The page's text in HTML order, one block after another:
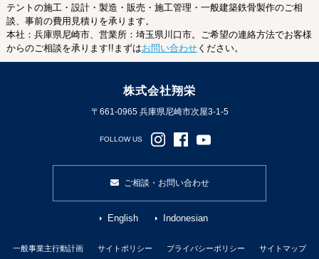
テントの施工・設計・製造・販売・施工管理・一般建築鉄骨製作のご相
談、事前の費用見積りを承ります。
本社：兵庫県尼崎市、営業所：埼玉県川口市。ご希望の連絡方法でお客様
からのご相談を承ります!!まずはお問い合わせください。
株式会社翔栄
〒661-0965 兵庫県尼崎市次屋3-1-5
FOLLOW US
ご相談・お問い合わせ
English Indonesian
一般事業主行動計画 サイトポリシー プライバシーポリシー サイトマップ